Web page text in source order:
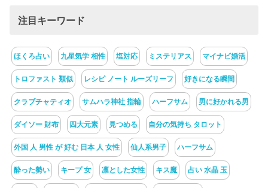
注目キーワード
ほくろ占い 九星気学 相性 塩対応 ミステリアス マイナビ婚活
トロファスト 類似 レシピ ノート ルーズリーフ 好きになる瞬間
クラブチャティオ サムハラ神社 指輪 ハーフサム 男に好かれる男
ダイソー 財布 四大元素 見つめる 自分の気持ち タロット
外国 人 男性 が 好む 日本 人 女性 仙人系男子 ハーフサム
酔った勢い キープ 女 凛とした女性 キス魔 占い 水晶 玉